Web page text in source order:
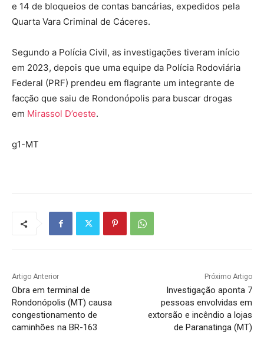
e 14 de bloqueios de contas bancárias, expedidos pela
Quarta Vara Criminal de Cáceres.
Segundo a Polícia Civil, as investigações tiveram início
em 2023, depois que uma equipe da Polícia Rodoviária
Federal (PRF) prendeu em flagrante um integrante de
facção que saiu de Rondonópolis para buscar drogas
em Mirassol D’oeste.
g1-MT
Artigo Anterior
Obra em terminal de
Rondonópolis (MT) causa
congestionamento de
caminhões na BR-163
Próximo Artigo
Investigação aponta 7
pessoas envolvidas em
extorsão e incêndio a lojas
de Paranatinga (MT)